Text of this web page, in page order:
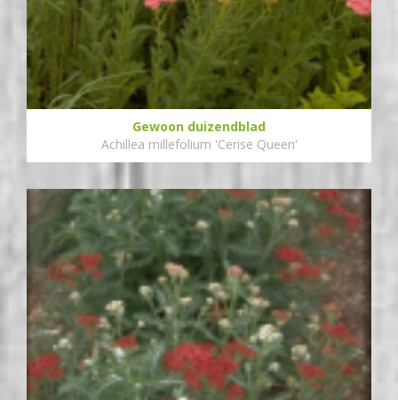
Gewoon duizendblad
Achillea millefolium 'Cerise Queen'